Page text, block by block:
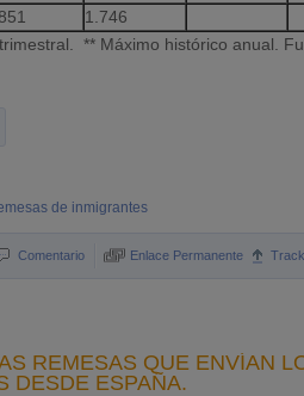
1.746
** Máximo histórico anual.
de inmigrantes
Comentario Enlace Permanente
REMESAS QUE ENVÍAN
DESDE ESPAÑA.